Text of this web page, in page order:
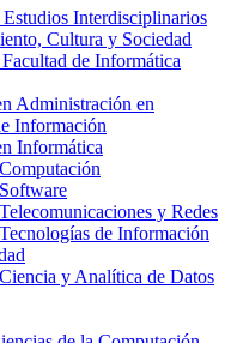
Interdisciplinarios
Cultura y Sociedad
Facultad de Informática
Administración en
Información
Informática
y Redes
de Información
y Analítica de Datos